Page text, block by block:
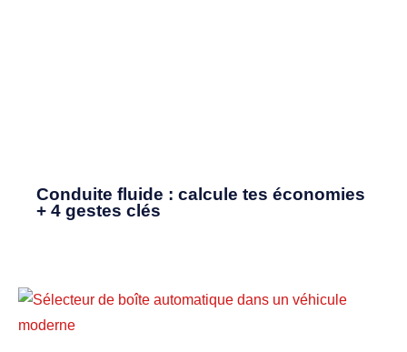
Conduite fluide : calcule tes économies
+ 4 gestes clés